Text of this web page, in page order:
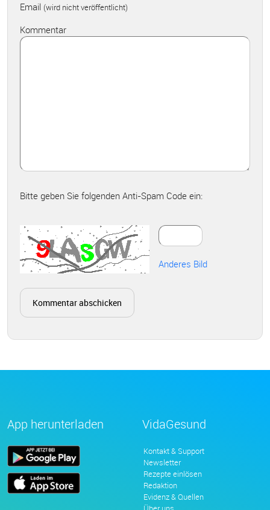
Email (wird nicht veröffentlicht)
Kommentar
Bitte geben Sie folgenden Anti-Spam Code ein:
Anderes Bild
App herunterladen VidaGesund
Kontakt & Support
Newsletter
Rezepte einlösen
Redaktion
Evidenz & Quellen